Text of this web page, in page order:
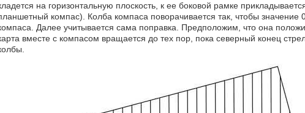
на горизонтальную плоскость, к ее боковой рамке
компас). Колба компаса поворачивается так, чтобы значение
Далее учитывается сама поправка. Предположим, что она
вместе с компасом вращается до тех пор, пока северный конец